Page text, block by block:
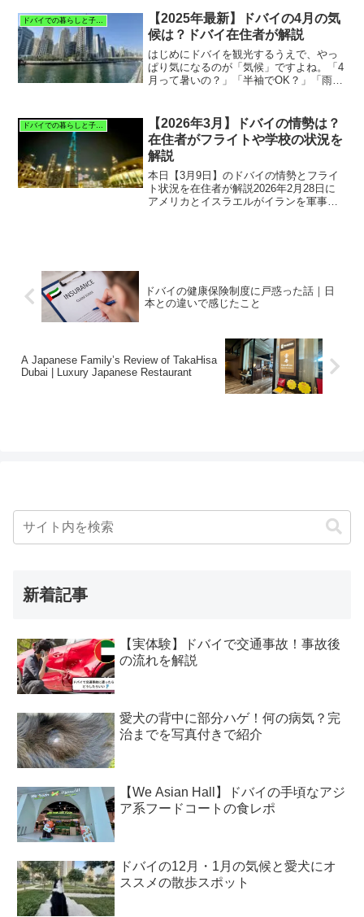
めての12月〜１月は、心地よい空気のひ
んやり感に驚きま...
【2025年最新】ドバイの4月の気
候は？ドバイ在住者が解説
はじめにドバイを観光するうえで、やっ
ぱり気になるのが「気候」ですよね。「4
月って暑いの？」「半袖でOK？」「雨は
目の私が、2025年4月のリアルな天気の様
子や服装のポ...
ドバイでの暮らしと子育て
【2026年3月】ドバイの情勢は？
在住者がフライトや学校の状況を
解説
本日【3月9日】のドバイの情勢とフライ
ト状況を在住者が解説2026年2月28日に
アメリカとイスラエルがイランを軍事攻
ドバイの健康保険制度に戸惑った話｜日
本との違いで感じたこと
A Japanese Family’s Review of TakaHisa
Dubai | Luxury Japanese Restaurant
新着記事
【実体験】ドバイで交通事故！事故後
の流れを解説
愛犬の背中に部分ハゲ！何の病気？完
治までを写真付きで紹介
【We Asian Hall】ドバイの手頃なアジ
ア系フードコートの食レポ
ドバイの12月・1月の気候と愛犬にオ
ススメの散歩スポット